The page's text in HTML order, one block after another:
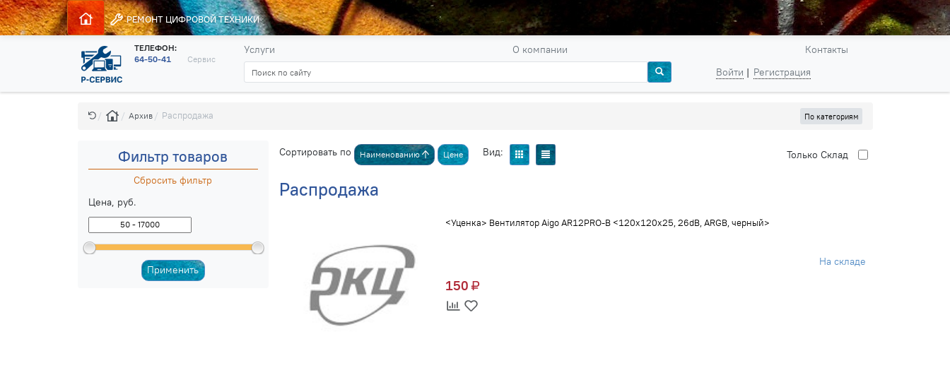
РЕМОНТЦИФРОВОЙ ТЕХНИКИ
ТЕЛЕФОН:
64-50-41
Сервис
Услуги О компании
Контакты
Войти
Регистрация
Архив Распродажа По категориям
Фильтр товаров
Сбросить фильтр
Цена, руб.
Сортировать по Наименованию Цене Вид: Только Cклад
Распродажа
<Уценка> Вентилятор Aigo AR12PRO-B <120x120x25, 26dB, ARGB, черный>
На складе
150